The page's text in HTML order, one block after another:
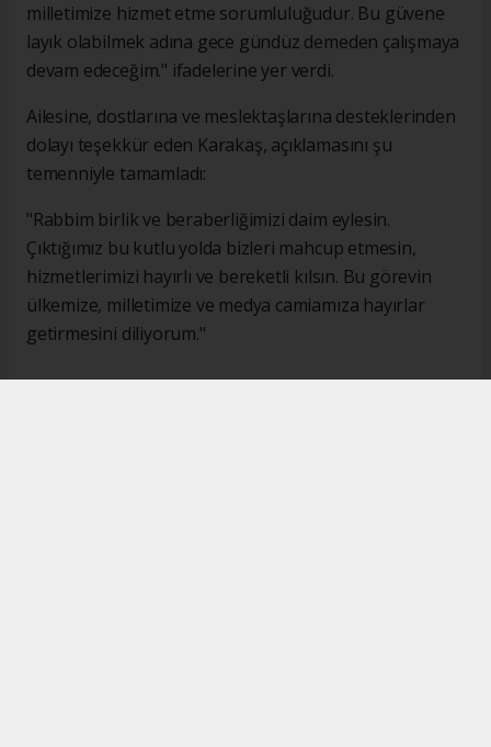
milletimize hizmet etme sorumluluğudur. Bu güvene
layık olabilmek adına gece gündüz demeden çalışmaya
devam edeceğim." ifadelerine yer verdi.
Ailesine, dostlarına ve meslektaşlarına desteklerinden
dolayı teşekkür eden Karakaş, açıklamasını şu
temenniyle tamamladı:
"Rabbim birlik ve beraberliğimizi daim eylesin.
Çıktığımız bu kutlu yolda bizleri mahcup etmesin,
hizmetlerimizi hayırlı ve bereketli kılsın. Bu görevin
ülkemize, milletimize ve medya camiamıza hayırlar
getirmesini diliyorum."